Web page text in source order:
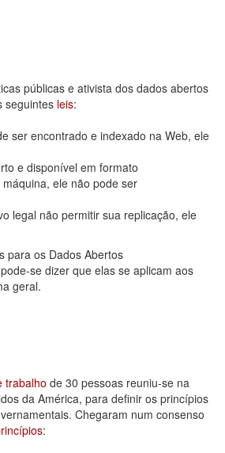
públicas e ativista dos dados abertos
seguintes leis:
ser encontrado e indexado na Web, ele
e disponível em formato
ele não pode ser
legal não permitir sua replicação, ele
para os Dados Abertos
se dizer que elas se aplicam aos
geral.
trabalho de 30 pessoas reuniu-se na
da América, para definir os princípios
Chegaram num consenso
: